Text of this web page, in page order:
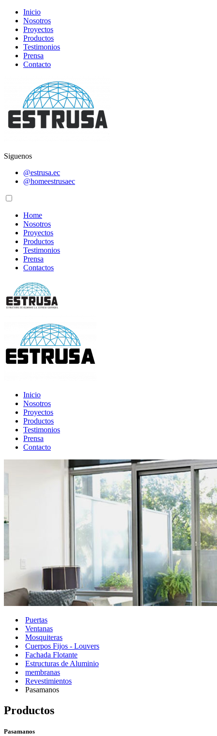
Inicio
Nosotros
Proyectos
Productos
Testimonios
Prensa
Contacto
Siguenos
@estrusa.ec
@homeestrusaec
Home
Nosotros
Proyectos
Productos
Testimonios
Prensa
Contactos
Inicio
Nosotros
Proyectos
Productos
Testimonios
Prensa
Contacto
Puertas
Ventanas
Mosquiteras
Cuerpos Fijos - Louvers
Fachada Flotante
Estructuras de Aluminio
membranas
Revestimientos
Pasamanos
Productos
Pasamanos